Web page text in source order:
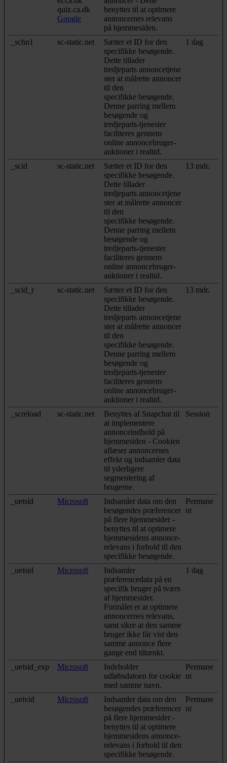
quiz.ca.dk
Google
benyttes til at optimere
annoncernes relevans
på hjemmesiden.
_schn1
sc-static.net
Sætter et ID for den
specifikke besøgende.
Dette tillader
tredjeparts annoncetjene
ster at målrette annoncer
til den
specifikke besøgende.
Denne parring mellem
besøgende og
tredjeparts-tjenester
faciliteres gennem
online annoncebruger-
auktioner i realtid.
1 dag
_scid sc-static.net
Sætter et ID for den
specifikke besøgende.
Dette tillader
tredjeparts annoncetjene
ster at målrette annoncer
til den
specifikke besøgende.
Denne parring mellem
besøgende og
tredjeparts-tjenester
faciliteres gennem
online annoncebruger-
auktioner i realtid.
13 mdr.
_scid_r sc-static.net
Sætter et ID for den
specifikke besøgende.
Dette tillader
tredjeparts annoncetjene
ster at målrette annoncer
til den
specifikke besøgende.
Denne parring mellem
besøgende og
tredjeparts-tjenester
faciliteres gennem
online annoncebruger-
auktioner i realtid.
13 mdr.
_screload sc-static.net
Benyttes af Snapchat til
at implementere
annonceindhold på
hjemmesiden - Cookien
aflæser annoncernes
effekt og indsamler data
til yderligere
segmentering af
brugerne.
Session
_uetsid Microsoft
Indsamler data om den
besøgendes præferencer
på flere hjemmesider -
benyttes til at optimere
hjemmesidens annonce-
relevans i forhold til den
specifikke besøgende.
Permane
nt
_uetsid Microsoft
Indsamler
præferencedata på en
specifik bruger på tværs
af hjemmesider.
Formålet er at optimere
annoncernes relevans,
samt sikre at den samme
bruger ikke får vist den
samme annonce flere
gange end tiltænkt.
1 dag
_uetsid_exp Microsoft
Indeholder
udløbsdatoen for cookie
med samme navn.
Permane
nt
_uetvid Microsoft
Indsamler data om den
besøgendes præferencer
på flere hjemmesider -
benyttes til at optimere
hjemmesidens annonce-
relevans i forhold til den
specifikke besøgende.
Permane
nt